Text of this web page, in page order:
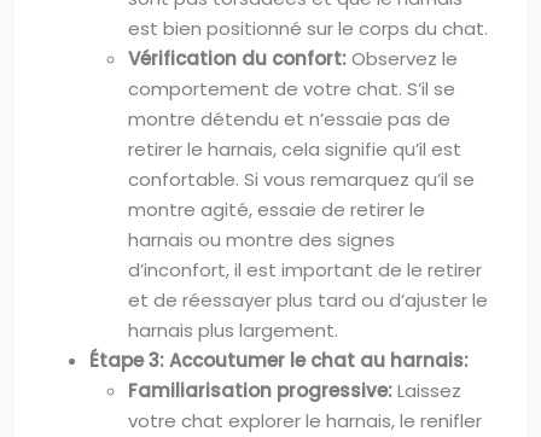
est bien positionné sur le corps du chat.
Vérification du confort:Observez le
comportement de votre chat. S’il se
montre détendu et n’essaie pas de
retirer le harnais, cela signifie qu’il est
confortable. Si vous remarquez qu’il se
montre agité, essaie de retirer le
harnais ou montre des signes
d’inconfort, il est important de le retirer
et de réessayer plus tard ou d’ajuster le
harnais plus largement.
Étape 3: Accoutumer le chat au harnais:
Familiarisation progressive:Laissez
votre chat explorer le harnais, le renifler